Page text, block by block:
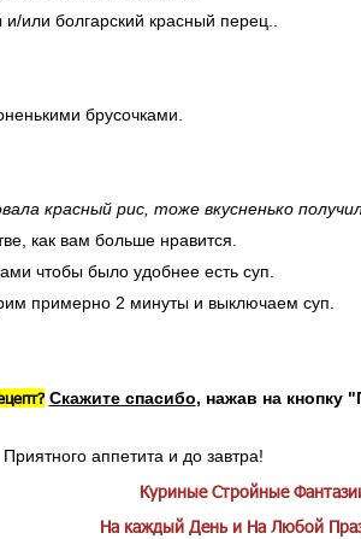
или болгарский красный перец..
брусочками.
красный рис, тоже вкусненько
как вам больше нравится.
чтобы было удобнее есть суп.
примерно 2 минуты и выключаем суп.
Скажите спасибо, нажав на кнопку
Приятного аппетита и до завтра!
Куриные Стройные
На каждый День и На Любой